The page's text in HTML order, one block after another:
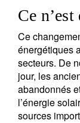
Ce
Ce
énergétiques
secteurs. De
jour, les
abandonnés
l’énergie
sources